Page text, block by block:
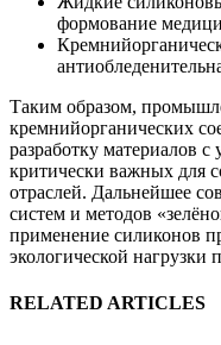
формование
Таким образом,
кремнийорганических
разработку материалов
критически важных для
отраслей. Дальнейшее
систем и методов
применение силиконов
экологической нагрузки
RELATED ARTICLES